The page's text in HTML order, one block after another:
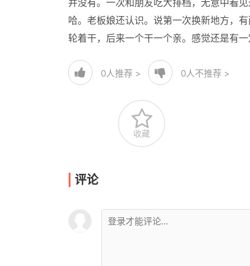
并没有。一次和朋友吃大排档，无意中看
哈。老板娘还认识。说第一次换新地方，
轮着干，后来一个干一个亲。感觉还是有一
0人推荐 > 0人不推荐 >
收藏
评论